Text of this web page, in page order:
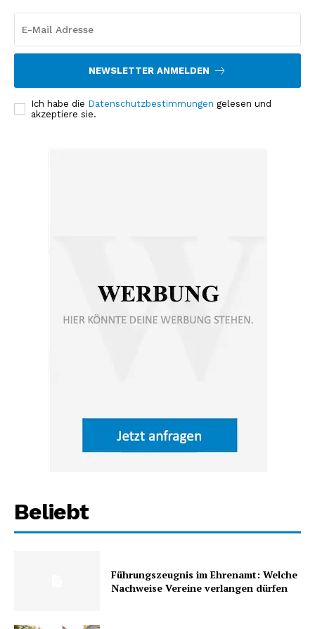
NEWSLETTER ANMELDEN
Ich habe die Datenschutzbestimmungen gelesen und
akzeptiere sie.
Beliebt
Führungszeugnis im Ehrenamt: Welche
Nachweise Vereine verlangen dürfen